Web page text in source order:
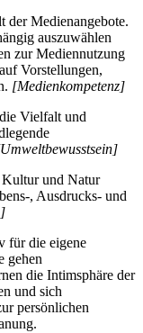
Medienangebote.
auszuwählen
zur Mediennutzung
Vorstellungen,
[Medienkompetenz]
Vielfalt und
und Natur
, Ausdrucks- und
für die eigene
gehen
die Intimsphäre der
und sich
persönlichen